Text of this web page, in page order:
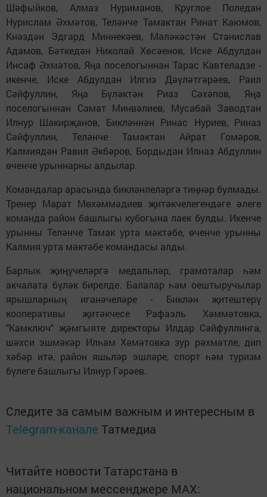
Шәфыйков, Алмаз Нуриманов, Круглое Поледан
Нурислам Әхмәтов, Теләнче Тамактан Ринат Каюмов,
Кнәздән Эдгард Миннекәев, Мәләкәстән Станислав
Адамов, Бәткедән Николай Хөсәенов, Иске Абдулдан
Инсаф Әхмәтов, Яңа поселогыннан Тарас Кавтеладзе -
икенче, Иске Абдулдан Илгиз Дәүләтгәрәев, Раил
Сәйфуллин, Яңа Бүләктән Риаз Сәхәпов, Яңа
поселогыннан Самат Минвәлиев, Мусабай Заводтан
Илнур Шакирҗанов, Бикләннән Ринас Нуриев, Риназ
Сәйфуллин, Теләнче Тамактан Айрат Гомәров,
Калмиядән Равил Әкбәров, Бордыдан Илназ Абдуллин
өченче урыннарны алдылар.
Командалар арасында бикләнлеләргә тиңнәр булмады.
Тренер Марат Мөхәммәдиев җитәкчелегендәге әлеге
команда район башлыгы кубогына лаек булды. Икенче
урынны Теләнче Тамак урта мәктәбе, өченче урынны
Калмия урта мәктәбе командасы алды.
Барлык җиңүчеләргә медальләр, грамоталар һәм
акчалата бүләк бирелде. Балалар һәм оештыручылар
ярышларның иганәчеләре - Биклән җитештерү
кооперативы җитәкчесе Рафаэль Хәммәтовка,
"Камключ" җәмгыяте директоры Илдар Сәйфуллинга,
шәхси эшмәкәр Илһам Хәмәтовка зур рәхмәтле, дип
хәбәр итә, район яшьләр эшләре, спорт һәм туризм
бүлеге башлыгы Илнур Гәрәев.
Следите за самым важным и интересным в
Telegram-канале Татмедиа
Читайте новости Татарстана в
национальном мессенджере MАХ: